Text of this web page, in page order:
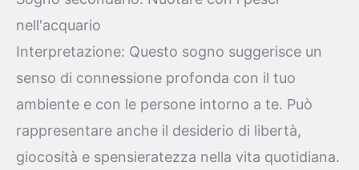
nell'acquario
Interpretazione: Questo sogno suggerisce un
senso di connessione profonda con il tuo
ambiente e con le persone intorno a te. Può
rappresentare anche il desiderio di libertà,
giocosità e spensieratezza nella vita quotidiana.